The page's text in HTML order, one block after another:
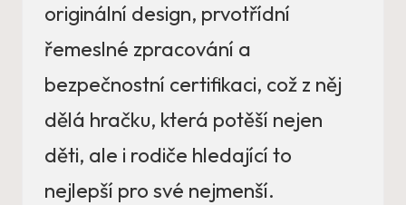
originální design, prvotřídní
řemeslné zpracování a
bezpečnostní certifikaci, což z něj
dělá hračku, která potěší nejen
děti, ale i rodiče hledající to
nejlepší pro své nejmenší.